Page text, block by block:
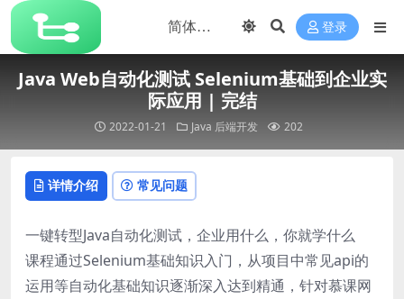
登录
Java Web自动化测试 Selenium基础到企业实
际应用 | 完结
2022-01-21 Java 后端开发 202
详情介绍 常见问题
一键转型Java自动化测试，企业用什么，你就学什么
课程通过Selenium基础知识入门，从项目中常见api的
运用等自动化基础知识逐渐深入达到精通，针对慕课网